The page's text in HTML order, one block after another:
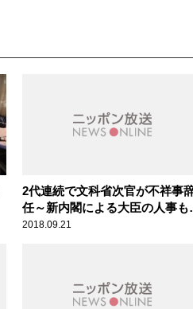
2代連続で文科省次官が不祥事
任～新内閣による大臣の人事も
題に
2018.09.21